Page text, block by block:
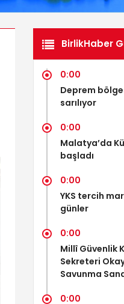
BirlikHaber
0:00
Deprem
sarılıyor
0:00
Malatya’da
başladı
0:00
YKS tercih
günler
0:00
Millî Güvenlik
Sekreteri
Savunma
0:00